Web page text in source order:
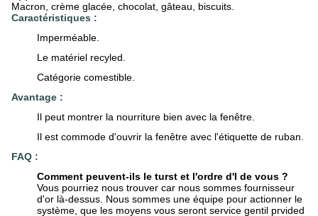
Macron, crème glacée, chocolat, gâteau, biscuits.
Caractéristiques :
Imperméable.
Le matériel recyled.
Catégorie comestible.
Avantage :
Il peut montrer la nourriture bien avec la fenêtre.
Il est commode d'ouvrir la fenêtre avec l'étiquette de ruban.
FAQ :
Comment peuvent-ils le turst et l'ordre d'I de vous ?
Vous pourriez nous trouver car nous sommes fournisseur
d'or là-dessus. Nous sommes une équipe pour actionner le
système, que les moyens vous seront service gentil prvided